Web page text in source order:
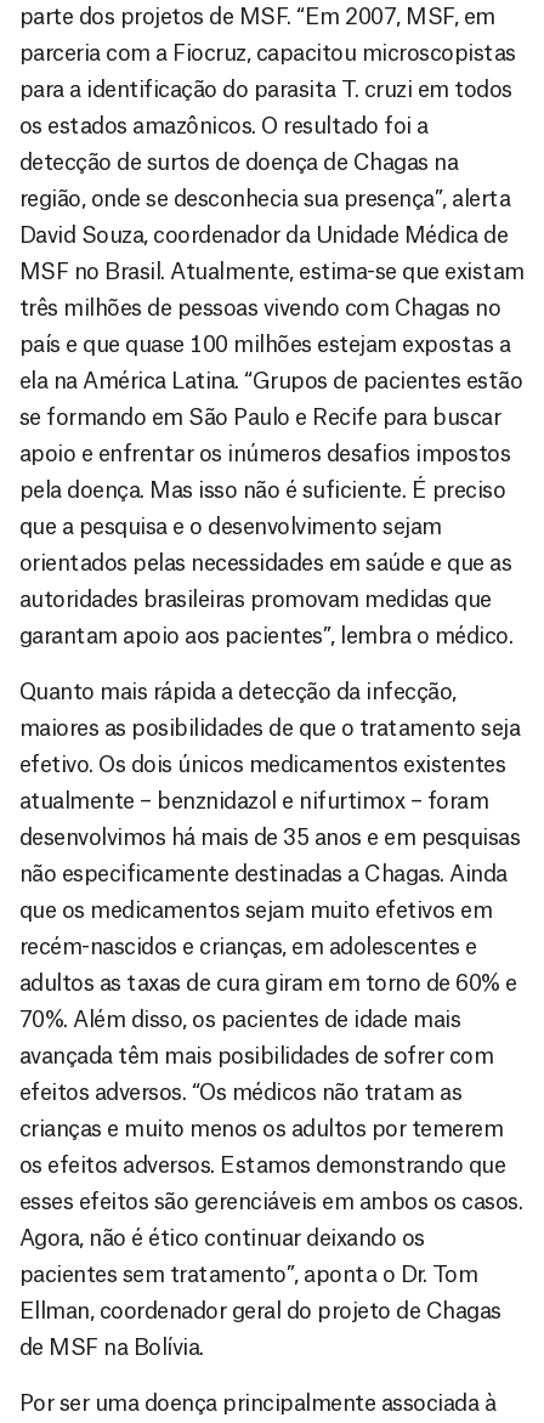
parte dos projetos de MSF. “Em 2007, MSF, em
parceria com a Fiocruz, capacitou microscopistas
para a identificação do parasita T. cruzi em todos
os estados amazônicos. O resultado foi a
detecção de surtos de doença de Chagas na
região, onde se desconhecia sua presença”, alerta
David Souza, coordenador da Unidade Médica de
MSF no Brasil. Atualmente, estima-se que existam
três milhões de pessoas vivendo com Chagas no
país e que quase 100 milhões estejam expostas a
ela na América Latina. “Grupos de pacientes estão
se formando em São Paulo e Recife para buscar
apoio e enfrentar os inúmeros desafios impostos
pela doença. Mas isso não é suficiente. É preciso
que a pesquisa e o desenvolvimento sejam
orientados pelas necessidades em saúde e que as
autoridades brasileiras promovam medidas que
garantam apoio aos pacientes”, lembra o médico.
Quanto mais rápida a detecção da infecção,
maiores as posibilidades de que o tratamento seja
efetivo. Os dois únicos medicamentos existentes
atualmente – benznidazol e nifurtimox – foram
desenvolvimos há mais de 35 anos e em pesquisas
não especificamente destinadas a Chagas. Ainda
que os medicamentos sejam muito efetivos em
recém-nascidos e crianças, em adolescentes e
adultos as taxas de cura giram em torno de 60% e
70%. Além disso, os pacientes de idade mais
avançada têm mais posibilidades de sofrer com
efeitos adversos. “Os médicos não tratam as
crianças e muito menos os adultos por temerem
os efeitos adversos. Estamos demonstrando que
esses efeitos são gerenciáveis em ambos os casos.
Agora, não é ético continuar deixando os
pacientes sem tratamento”, aponta o Dr. Tom
Ellman, coordenador geral do projeto de Chagas
de MSF na Bolívia.
Por ser uma doença principalmente associada à